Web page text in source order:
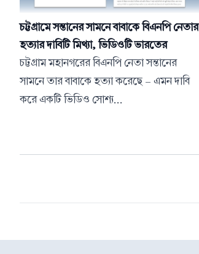
চট্টগ্রামে সন্তানের সামনে বাবাকে বিএনপি নেতার
হত্যার দাবিটি মিথ্যা, ভিডিওটি ভারতের
চট্টগ্রাম মহানগরের বিএনপি নেতা সন্তানের
সামনে তার বাবাকে হত্যা করেছে – এমন দাবি
করে একটি ভিডিও সোশ্য...